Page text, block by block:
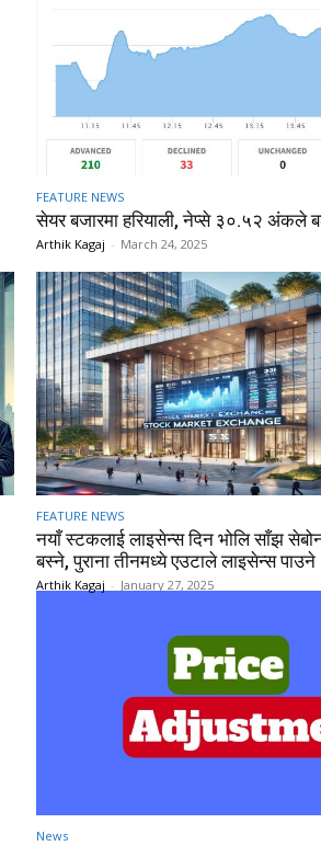
FEATURE NEWS
सेयर बजारमा हरियाली, नेप्से ३०.५२ अंकले
Arthik Kagaj - March 24, 2025
FEATURE NEWS
नयाँ स्टकलाई लाइसेन्स दिन भोलि साँझ
बस्ने, पुराना तीनमध्ये एउटाले लाइसेन्स पाउने
Arthik Kagaj - January 27, 2025
News